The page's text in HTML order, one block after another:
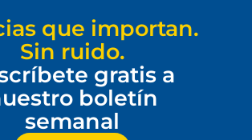
que importan.
Sin ruido.
gratis a
boletín
semanal